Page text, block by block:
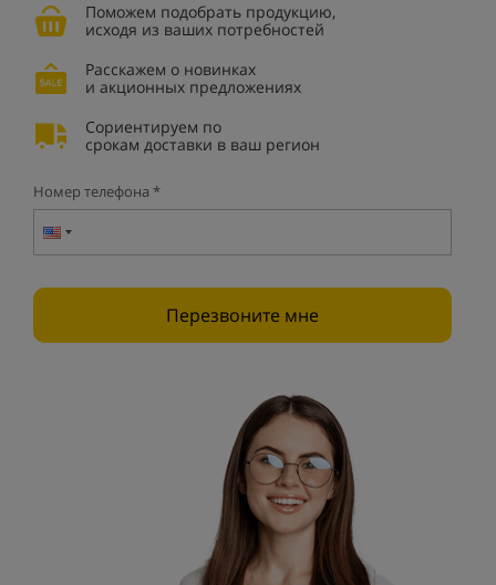
Поможем подобрать продукцию,
исходя из ваших потребностей
Расскажем о новинках
и акционных предложениях
Сориентируем по
срокам доставки в ваш регион
Номер телефона *
Перезвоните мне